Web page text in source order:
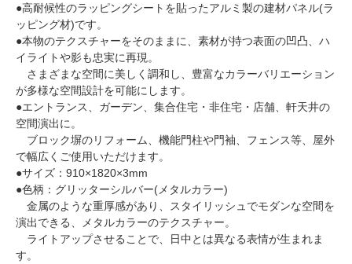
●高耐候性のラッピングシートを貼ったアルミ製の建材パネル(ラ
ッピング材)です。
●本物のテクスチャーをそのままに、素材が持つ表面の凹凸、ハ
イライトや影も忠実に再現。
さまざまな空間に美しく調和し、豊富なカラーバリエーション
が多様な空間設計を可能にします。
●エントランス、ガーデン、集合住宅・非住宅・店舗、軒天井の
空間演出に。
ブロック塀のリフォーム、機能門柱や門袖、フェンス等、屋外
で幅広くご使用いただけます。
●サイズ：910×1820×3mm
●色柄：グリッターシルバー(メタルカラー)
金属のような重厚感があり、スタイリッシュでモダンな空間を
演出できる、メタルカラーのテクスチャー。
ライトアップさせることで、日中とは異なる表情が生まれま
す。